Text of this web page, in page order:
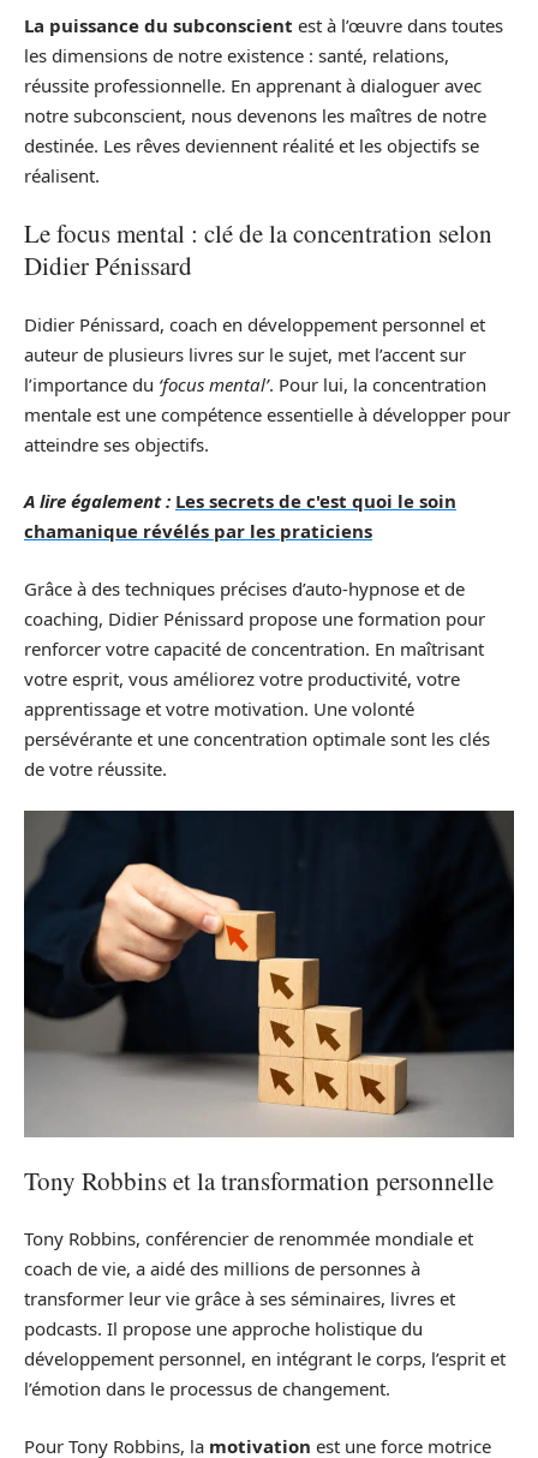
La puissance du subconscient est à l’œuvre dans toutes
les dimensions de notre existence : santé, relations,
réussite professionnelle. En apprenant à dialoguer avec
notre subconscient, nous devenons les maîtres de notre
destinée. Les rêves deviennent réalité et les objectifs se
réalisent.
Le focus mental : clé de la concentration selon
Didier Pénissard
Didier Pénissard, coach en développement personnel et
auteur de plusieurs livres sur le sujet, met l’accent sur
l’importance du ‘focus mental’. Pour lui, la concentration
mentale est une compétence essentielle à développer pour
atteindre ses objectifs.
A lire également : Les secrets de c'est quoi le soin
chamanique révélés par les praticiens
Grâce à des techniques précises d’auto-hypnose et de
coaching, Didier Pénissard propose une formation pour
renforcer votre capacité de concentration. En maîtrisant
votre esprit, vous améliorez votre productivité, votre
apprentissage et votre motivation. Une volonté
persévérante et une concentration optimale sont les clés
de votre réussite.
Tony Robbins et la transformation personnelle
Tony Robbins, conférencier de renommée mondiale et
coach de vie, a aidé des millions de personnes à
transformer leur vie grâce à ses séminaires, livres et
podcasts. Il propose une approche holistique du
développement personnel, en intégrant le corps, l’esprit et
l’émotion dans le processus de changement.
Pour Tony Robbins, la motivation est une force motrice